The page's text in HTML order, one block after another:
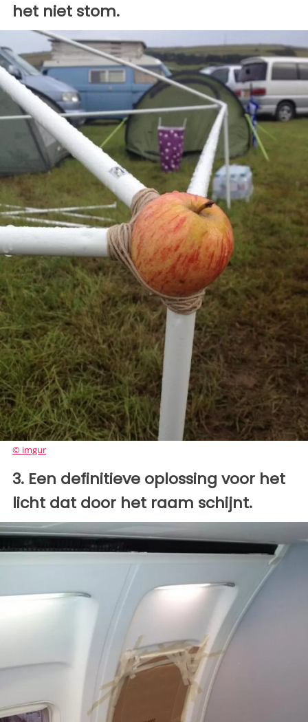
het niet stom.
© imgur
3. Een definitieve oplossing voor het
licht dat door het raam schijnt.